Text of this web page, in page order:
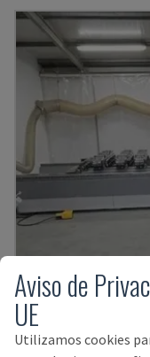
ROVER K1232
BIESSE - CENTRO DE
Aviso de
UE
Utilizamos cookies